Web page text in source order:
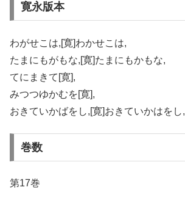
寛永版本
わがせこは,[寛]わかせこは,
たまにもがもな,[寛]たまにもかもな,
てにまきて[寛],
みつつゆかむを[寛],
おきていかばをし,[寛]おきていかはをし,
巻数
第17巻